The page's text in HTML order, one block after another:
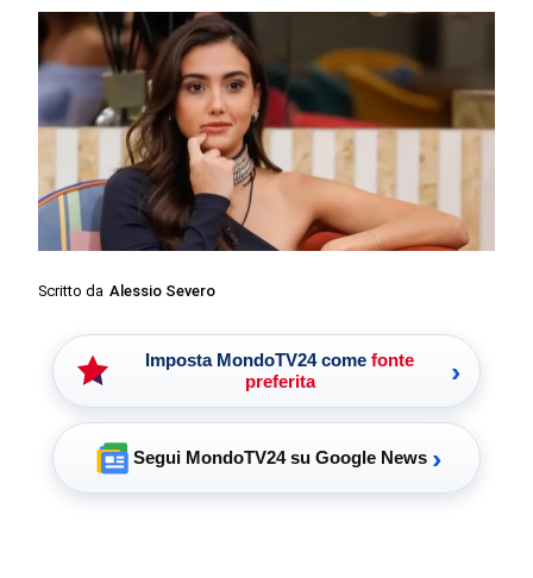
Scritto da Alessio Severo
Imposta MondoTV24 come fonte
preferita
›
Segui MondoTV24 su Google News ›